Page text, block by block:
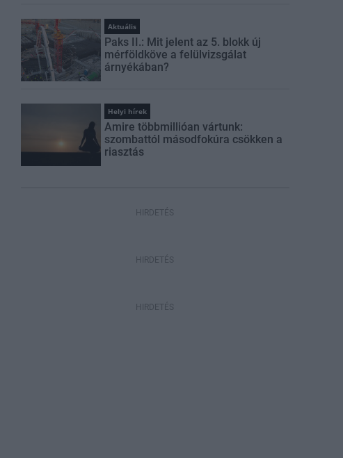
Aktuális
Paks II.: Mit jelent az 5. blokk új
mérföldköve a felülvizsgálat
árnyékában?
Helyi hírek
Amire többmillióan vártunk:
szombattól másodfokúra csökken a
riasztás
HIRDETÉS
HIRDETÉS
HIRDETÉS